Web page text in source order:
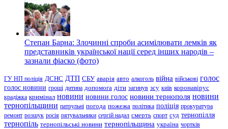
Степан Барна: Злочинні спроби асимілювати лемків як
представників української нації серед інших народів –
зазнали фіаско (фото)
ГУ НП поліція ДСНС ДТП СБУ аварія авто алкоголь війна військові голос
голос новини гроші дитина допомога діти загинув зсу київ коронавірус
крадіжка кримінал новини новини голос новини тернополя новини
тернопільщини патрульні погода пожежа політика поліція прокуратура
ремонт розшук росія рятувальники сергій надал смерть спорт суд тернопілля
тернопіль тернопільські новини тернопільщина україна чортків